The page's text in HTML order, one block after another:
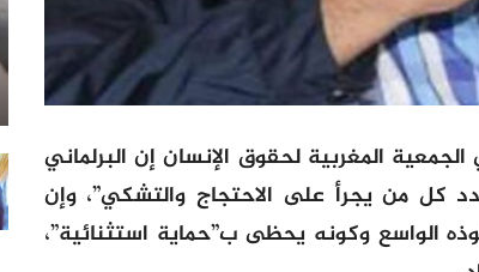
المغربية لحقوق الإنسان إن البرلماني
كل من يجرأ على الاحتجاج والتشكي”، وإن
الواسع وكونه يحظى ب”حماية استثنائية”،